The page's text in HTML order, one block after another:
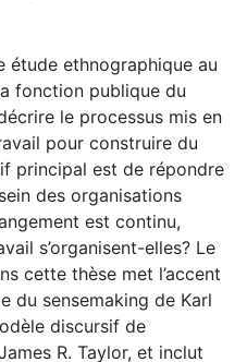
étude ethnographique au
fonction publique du
le processus mis en
pour construire du
principal est de répondre
des organisations
est continu,
s’organisent-elles? Le
cette thèse met l’accent
du sensemaking de Karl
discursif de
R. Taylor, et inclut